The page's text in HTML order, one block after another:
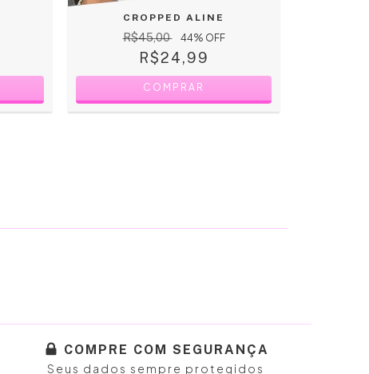
CROPPED ALINE
R$45,00 44% OFF
R$24,99
COMPRAR
COMPRE COM SEGURANÇA
Seus dados sempre protegidos